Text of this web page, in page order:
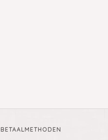
BETAALMETHODEN